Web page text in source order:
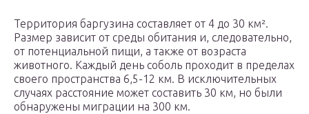
Территория баргузина составляет от 4 до 30 км².
Размер зависит от среды обитания и, следовательно,
от потенциальной пищи, а также от возраста
животного. Каждый день соболь проходит в пределах
своего пространства 6,5-12 км. В исключительных
случаях расстояние может составить 30 км, но были
обнаружены миграции на 300 км.